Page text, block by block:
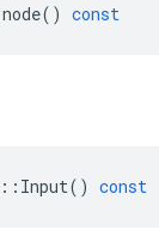
node() const
:: Input() const